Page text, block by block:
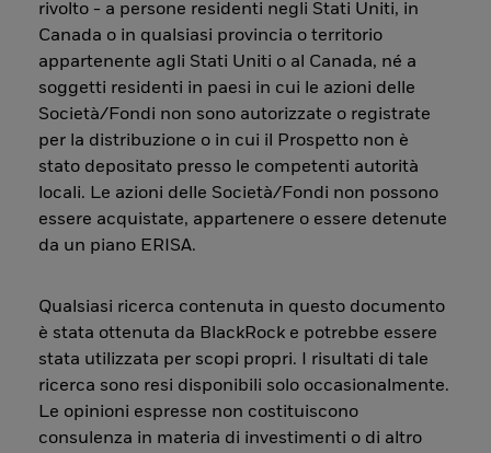
rivolto - a persone residenti negli Stati Uniti, in
Canada o in qualsiasi provincia o territorio
appartenente agli Stati Uniti o al Canada, né a
soggetti residenti in paesi in cui le azioni delle
Società/Fondi non sono autorizzate o registrate
per la distribuzione o in cui il Prospetto non è
stato depositato presso le competenti autorità
locali. Le azioni delle Società/Fondi non possono
essere acquistate, appartenere o essere detenute
da un piano ERISA.
Qualsiasi ricerca contenuta in questo documento
è stata ottenuta da BlackRock e potrebbe essere
stata utilizzata per scopi propri. I risultati di tale
ricerca sono resi disponibili solo occasionalmente.
Le opinioni espresse non costituiscono
consulenza in materia di investimenti o di altro